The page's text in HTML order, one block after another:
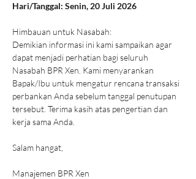
Hari/Tanggal: Senin, 20 Juli 2026
Himbauan untuk Nasabah:
Demikian informasi ini kami sampaikan agar
dapat menjadi perhatian bagi seluruh
Nasabah BPR Xen. Kami menyarankan
Bapak/Ibu untuk mengatur rencana transaksi
perbankan Anda sebelum tanggal penutupan
tersebut. Terima kasih atas pengertian dan
kerja sama Anda.
Salam hangat,
Manajemen BPR Xen